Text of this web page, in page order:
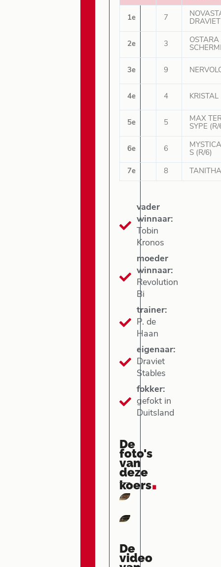
1e 7
2e 3
OSTARA
3e 9
4e 4
5e 5
MAX
SYPE (R/
6e 6
S (R/6)
7e 8
vader
winnaar:
Tobin
Kronos
moeder
winnaar:
Revolution
Bi
trainer:
P. de
Haan
eigenaar:
Draviet
Stables
fokker:
gefokt in
Duitsland
De
foto's
van
deze
koers.
De
video